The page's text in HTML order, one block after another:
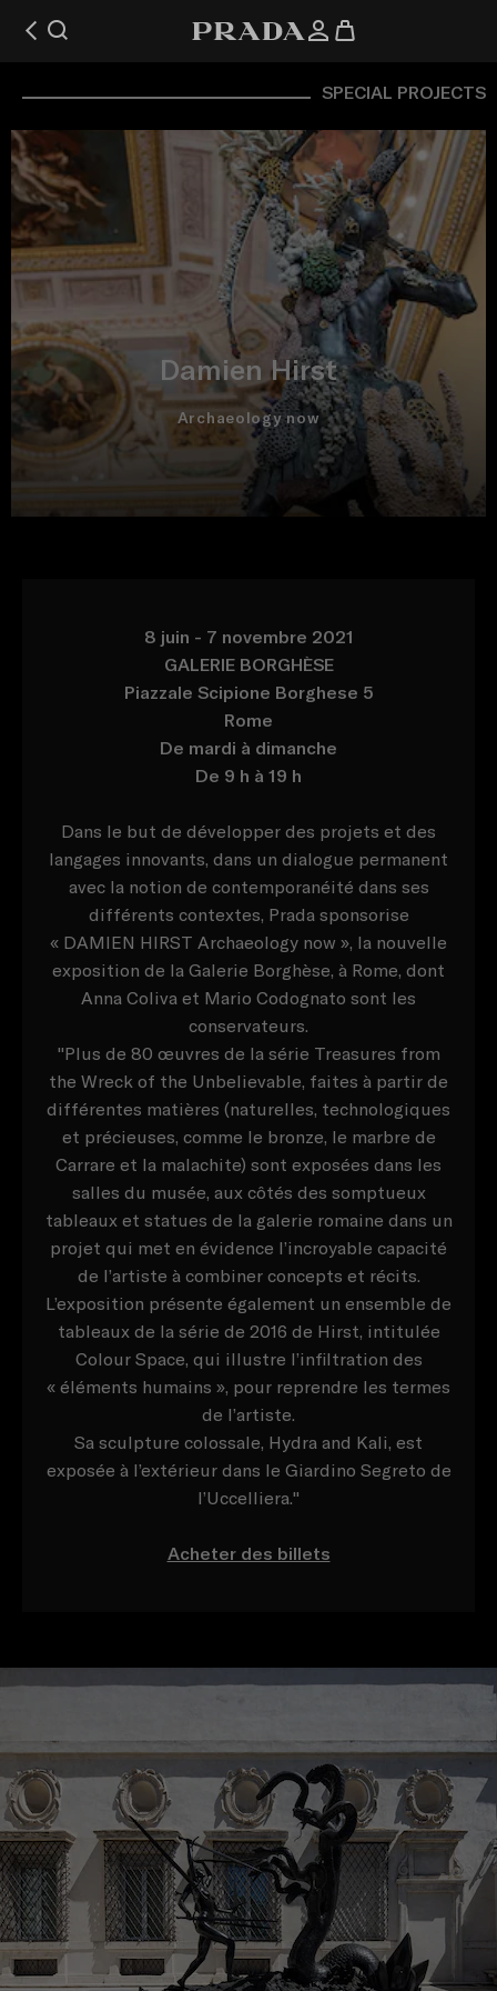
SPECIAL PROJECTS
Damien Hirst
Archaeology now
8 juin - 7 novembre 2021
GALERIE BORGHÈSE
Piazzale Scipione Borghese 5
Rome
De mardi à dimanche
De 9 h à 19 h
Dans le but de développer des projets et des
langages innovants, dans un dialogue permanent
avec la notion de contemporanéité dans ses
différents contextes, Prada sponsorise
« DAMIEN HIRST Archaeology now », la nouvelle
exposition de la Galerie Borghèse, à Rome, dont
Anna Coliva et Mario Codognato sont les
conservateurs.
"Plus de 80 œuvres de la série Treasures from
the Wreck of the Unbelievable, faites à partir de
différentes matières (naturelles, technologiques
et précieuses, comme le bronze, le marbre de
Carrare et la malachite) sont exposées dans les
salles du musée, aux côtés des somptueux
tableaux et statues de la galerie romaine dans un
projet qui met en évidence l’incroyable capacité
de l’artiste à combiner concepts et récits.
L’exposition présente également un ensemble de
tableaux de la série de 2016 de Hirst, intitulée
Colour Space, qui illustre l’infiltration des
« éléments humains », pour reprendre les termes
de l’artiste.
Sa sculpture colossale, Hydra and Kali, est
exposée à l’extérieur dans le Giardino Segreto de
l’Uccelliera."
Acheter des billets